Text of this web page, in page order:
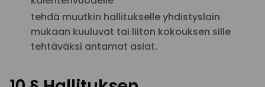
tehdä muutkin hallitukselle yhdistyslain
mukaan kuuluvat tai liiton kokouksen sille
tehtäväksi antamat asiat.